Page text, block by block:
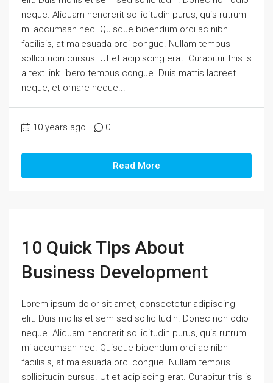
neque. Aliquam hendrerit sollicitudin purus, quis rutrum
mi accumsan nec. Quisque bibendum orci ac nibh
facilisis, at malesuada orci congue. Nullam tempus
sollicitudin cursus. Ut et adipiscing erat. Curabitur this is
a text link libero tempus congue. Duis mattis laoreet
neque, et ornare neque...
10 years ago 0
Read More
10 Quick Tips About
Business Development
Lorem ipsum dolor sit amet, consectetur adipiscing
elit. Duis mollis et sem sed sollicitudin. Donec non odio
neque. Aliquam hendrerit sollicitudin purus, quis rutrum
mi accumsan nec. Quisque bibendum orci ac nibh
facilisis, at malesuada orci congue. Nullam tempus
sollicitudin cursus. Ut et adipiscing erat. Curabitur this is